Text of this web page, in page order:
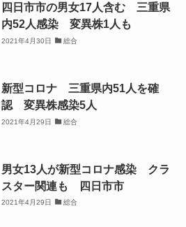
四日市市の男女17人含む 三重県
内52人感染 変異株1人も
2021年4月30日 総合
新型コロナ 三重県内51人を確
認 変異株感染5人
2021年4月29日 総合
男女13人が新型コロナ感染 クラ
スター関連も 四日市市
2021年4月29日 総合